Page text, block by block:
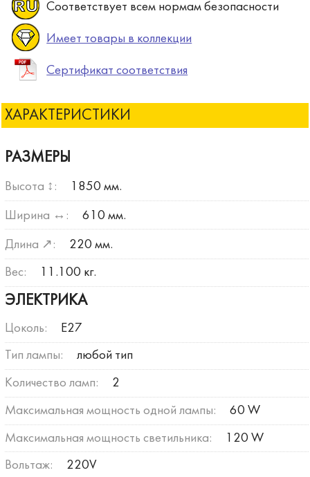
Соответствует всем нормам безопасности
Имеет товары в коллекции
Сертификат соответствия
ХАРАКТЕРИСТИКИ
РАЗМЕРЫ
Высота ↕: 1850 мм.
Ширина ↔: 610 мм.
Длина ↗: 220 мм.
Вес: 11.100 кг.
ЭЛЕКТРИКА
Цоколь: E27
Тип лампы: любой тип
Количество ламп: 2
Максимальная мощность одной лампы: 60 W
Максимальная мощность светильника: 120 W
Вольтаж: 220V